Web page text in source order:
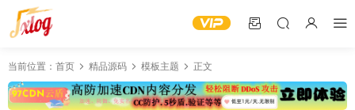
当前位置： 首页 精品源码 模板主题 正文